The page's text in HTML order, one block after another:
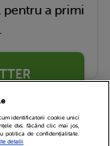
pentru a primi
identificatorii cookie unici
dvs. făcând clic mai jos,
politica de confidențialitate.
detalii